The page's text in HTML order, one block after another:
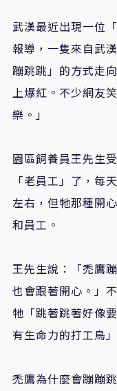
武漢最近出現一位
報導，一隻來自武
蹦跳跳」的方式走
上爆紅。不少網友
樂。」
園區飼養員王先生
「老員工」了，每
左右，但牠那種開
和員工。
王先生說：「禿鷹
也會跟著開心。」
牠「跳著跳著好像
有生命力的打工鳥」
禿鷹為什麼會蹦蹦